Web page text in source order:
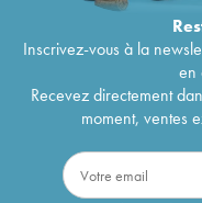
Inscrivez-vous à la
en
Recevez directement
moment, ventes